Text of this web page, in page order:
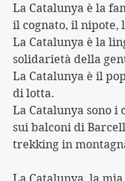
La Catalunya è la
il cognato, il nipote,
La Catalunya è la
solidarietà della
La Catalunya è il
di lotta.
La Catalunya sono
sui balconi di
trekking in
La Catalunya, la